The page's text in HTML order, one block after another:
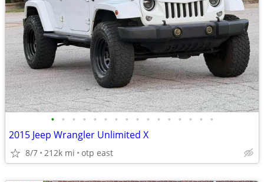
• • • • • • • • • • • • • • • •
2015 Jeep Wrangler Unlimited X
8/7 212k mi otp east